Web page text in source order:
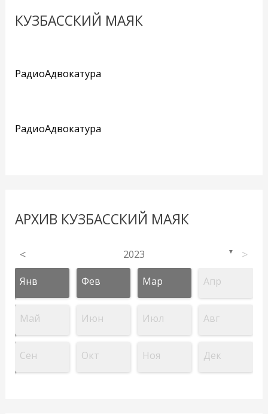
КУЗБАССКИЙ МАЯК
РадиоАдвокатура
РадиоАдвокатура
АРХИВ КУЗБАССКИЙ МАЯК
< 2023 ▼ >
Янв Фев Мар Апр
Май Июн Июл Авг
Сен Окт Ноя Дек